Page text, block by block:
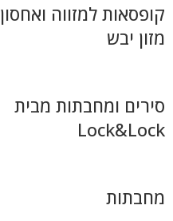
קופסאות למזווה ואחסון
מזון יבש
סירים ומחבתות מבית
Lock&Lock
מחבתות